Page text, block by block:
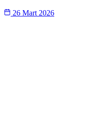
26 Mart 2026